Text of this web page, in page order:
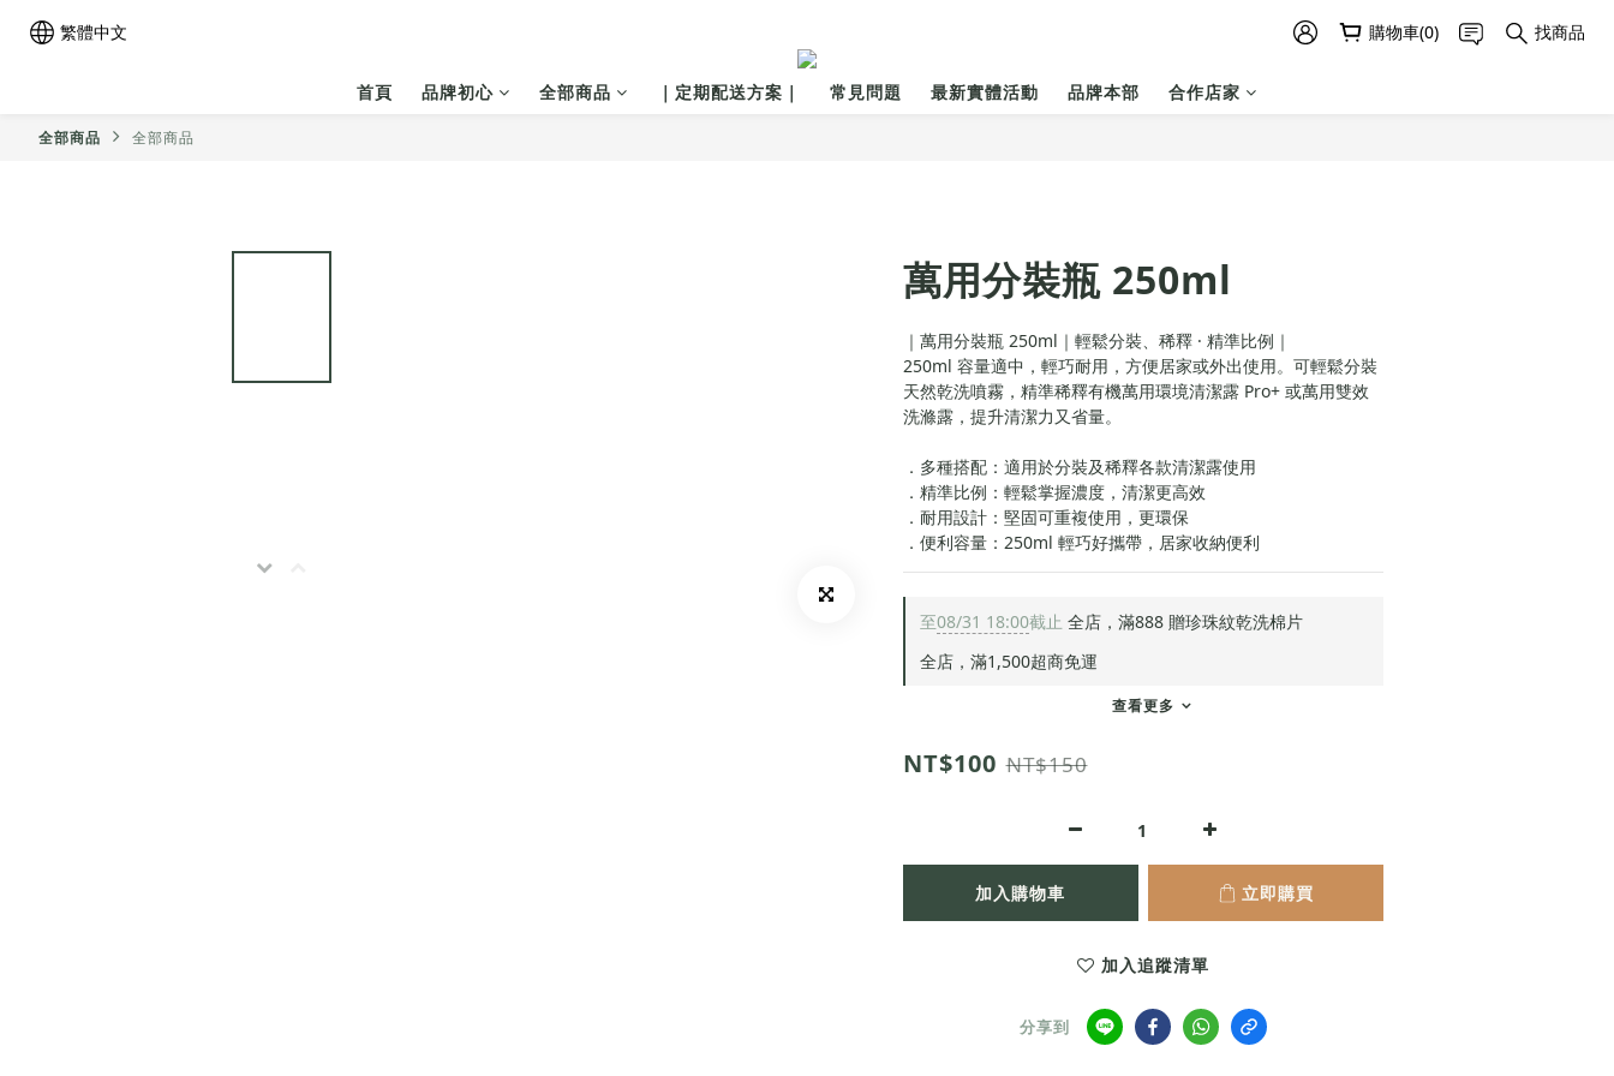
繁體中文 購物車(0) 找商品
首頁 品牌初心 全部商品 ｜定期配送方案｜ 常見問題 最新實體活動 品牌本部 合作店家
全部商品 全部商品
萬用分裝瓶 250ml
｜萬用分裝瓶 250ml｜輕鬆分裝、稀釋 · 精準比例｜
250ml 容量適中，輕巧耐用，方便居家或外出使用。可輕鬆分裝
天然乾洗噴霧，精準稀釋有機萬用環境清潔露 Pro+ 或萬用雙效
洗滌露，提升清潔力又省量。
．多種搭配：適用於分裝及稀釋各款清潔露使用
．精準比例：輕鬆掌握濃度，清潔更高效
．耐用設計：堅固可重複使用，更環保
．便利容量：250ml 輕巧好攜帶，居家收納便利
至08/31 18:00截止 全店，滿888 贈珍珠紋乾洗棉片
全店，滿1,500超商免運
查看更多
NT$100 NT$150
加入購物車 立即購買
加入追蹤清單
分享到